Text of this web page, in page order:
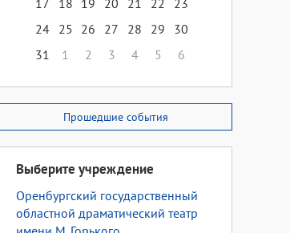
24 25 26 27 28 29
30
31
1 2 3 4 5 6
Прошедшие события
Выберите учреждение
Оренбургский государственный
областной драматический театр